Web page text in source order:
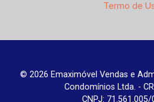
Termo de
© 2026 Emaximóvel Vendas e
Condomínios Ltda. -
CNPJ: 71.561.005/